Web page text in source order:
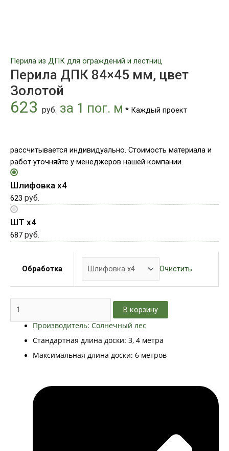
Перила из ДПК для ограждений и лестниц
Перила ДПК 84×45 мм, цвет
Золотой
623 руб. за 1 пог. м * Каждый проект
рассчитывается индивидуально. Стоимость материала и
работ уточняйте у менеджеров нашей компании.
Шлифовка х4
623 руб.
ШТ х4
687 руб.
Обработка Очистить
В корзину
Производитель: Солнечный лес
Стандартная длина доски: 3, 4 метра
Максимальная длина доски: 6 метров